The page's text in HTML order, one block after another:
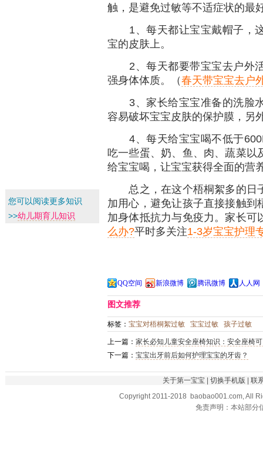
触，是避免过敏等不适症状的最
1、每天都让宝宝戴帽子，这
宝的皮肤上。
2、每天都要带宝宝去户外活
强身体体质。（春天带宝宝去户
3、家长给宝宝准备的洗脸水
容易破坏宝宝皮肤的保护膜，另
4、每天给宝宝喝不低于
吃一些蛋、奶、鱼、肉、蔬菜以
给宝宝喝，让宝宝获得全面的营
总之，在这个梧桐絮多的日
加用心，避免让孩子直接接触到
加身体抵抗力与免疫力。家长可
么办?平时多关注1-3岁宝宝护理
QQ空间 新浪微博 腾讯微博 人人网
图文推荐
标签： 宝宝对梧桐絮过敏 宝宝过敏 孩子过敏
上一篇： 家长必知儿童安全座椅知识：安全座椅
下一篇： 宝宝出牙前后如何护理宝宝的牙齿？
您可以阅读更多知识
>>幼儿期育儿知识
关于第一宝宝 | 切换手机版 | 联
Copyright 2011-2018 baobao001.com, All
免责声明：本站部分